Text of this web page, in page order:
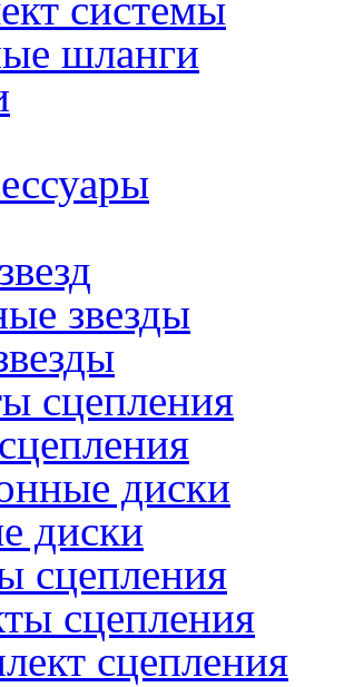
шланги
звезды
сцепления
диски
диски
сцепления
сцепления
сцепления